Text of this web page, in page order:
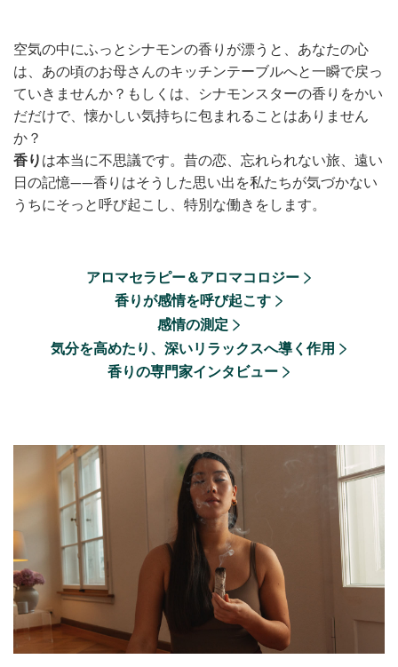
空気の中にふっとシナモンの香りが漂うと、あなたの心
は、あの頃のお母さんのキッチンテーブルへと一瞬で戻っ
ていきませんか？もしくは、シナモンスターの香りをかい
だだけで、懐かしい気持ちに包まれることはありません
か？
香り は本当に不思議です。昔の恋、忘れられない旅、遠い
日の記憶——香りはそうした思い出を私たちが気づかない
うちにそっと呼び起こし、特別な働きをします。
アロマセラピー＆アロマコロジー
香りが感情を呼び起こす
感情の測定
気分を高めたり、深いリラックスへ導く作用
香りの専門家インタビュー